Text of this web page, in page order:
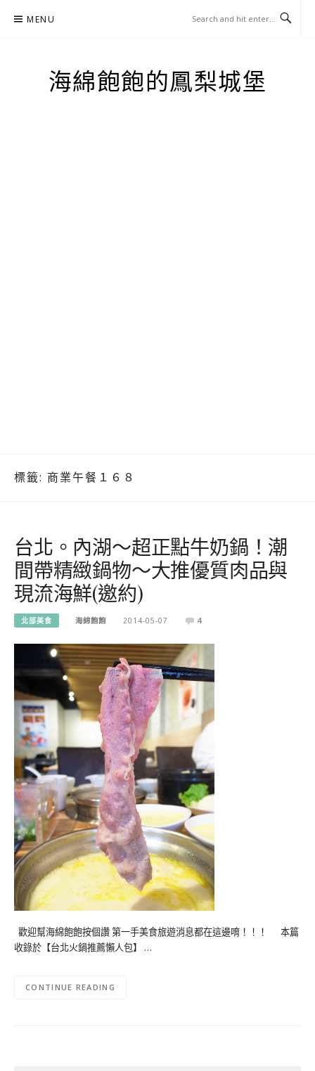
MENU
海綿飽飽的鳳梨城堡
標籤: 商業午餐１６８
台北。內湖～超正點牛奶鍋！潮
間帶精緻鍋物～大推優質肉品與
現流海鮮(邀約)
北部美食 海綿飽飽 2014-05-07 4
歡迎幫海綿飽飽按個讚 第一手美食旅遊消息都在這邊唷！！！ 本篇
收錄於【台北火鍋推薦懶人包】 …
CONTINUE READING